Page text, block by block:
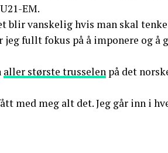
EM.
blir vanskelig hvis man skal
fullt fokus på å imponere og å
aller største trusselen på det
med meg alt det. Jeg går inn i